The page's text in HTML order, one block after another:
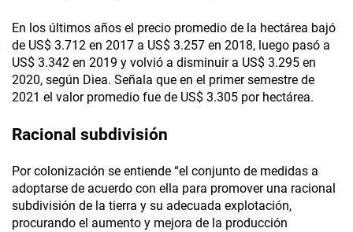
En los últimos años el precio promedio de la hectárea bajó
de US$ 3.712 en 2017 a US$ 3.257 en 2018, luego pasó a
US$ 3.342 en 2019 y volvió a disminuir a US$ 3.295 en
2020, según Diea. Señala que en el primer semestre de
2021 el valor promedio fue de US$ 3.305 por hectárea.
Racional subdivisión
Por colonización se entiende “el conjunto de medidas a
adoptarse de acuerdo con ella para promover una racional
subdivisión de la tierra y su adecuada explotación,
procurando el aumento y mejora de la producción